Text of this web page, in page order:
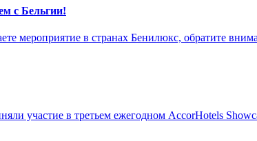
с Бельгии!
мероприятие в странах Бенилюкс, обратите
участие в третьем ежегодном AccorHotels